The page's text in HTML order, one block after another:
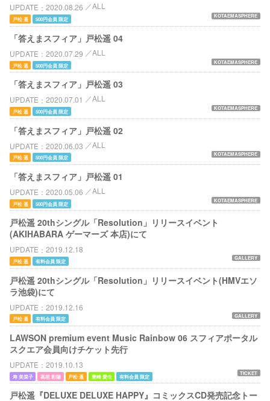
UPDATE 2020.08.26 ALL
KOTAEMASPHERE
戸松 遥 500円会員 限定
「答えまスフィア」戸松遥 04
UPDATE 2020.07.29 ALL
KOTAEMASPHERE
戸松 遥 500円会員 限定
「答えまスフィア」戸松遥 03
UPDATE 2020.07.01 ALL
KOTAEMASPHERE
戸松 遥 500円会員 限定
「答えまスフィア」戸松遥 02
UPDATE 2020.06.03 ALL
KOTAEMASPHERE
戸松 遥 500円会員 限定
「答えまスフィア」戸松遥 01
UPDATE 2020.05.06 ALL
KOTAEMASPHERE
戸松 遥 500円会員 限定
戸松遥 20thシングル「Resolution」リリースイベント
(AKIHABARA ゲーマーズ 本店)にて
UPDATE 2019.12.18
GALLERY
戸松 遥 有料会員 限定
戸松遥 20thシングル「Resolution」リリースイベント(HMVエソ
ラ池袋)にて
UPDATE 2019.12.16
GALLERY
戸松 遥 有料会員 限定
LAWSON premium event Music Rainbow 06 スフィアポータル
スクエア会員向けチケット先行
UPDATE 2019.10.13
TICKET
寿 美菜子 高垣 彩陽 戸松 遥 豊崎 愛生 有料会員 限定
戸松遥『DELUXE DELUXE HAPPY』コミックスCD発売記念トー